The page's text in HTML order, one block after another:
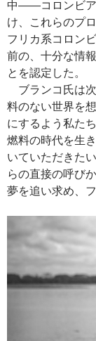
中――コロンビア
け、これらのプ
フリカ系コロン
前の、十分な情
とを認定した。
ブランコ氏は
料のない世界を
にするよう私た
燃料の時代を生
いていただきた
らの直接の呼び
夢を追い求め、